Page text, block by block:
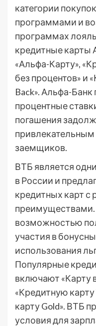
категории
программами и
программах
кредитные карты
«Альфа-Карту»,
без процентов» и
Back». Альфа-
процентные
погашения
заемщиков.
ВТБ является
в России и
кредитных карт
преимуществами.
возможностью
участия в
использования
Популярные
включают «Карту
«Кредитную карту
карту Gold». ВТБ
условия для